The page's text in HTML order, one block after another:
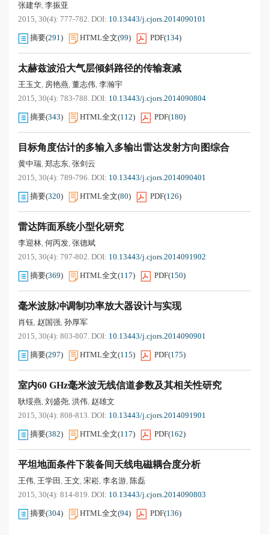
张建华, 李振亚
2015, 30(4): 777-782. DOI: 10.13443/j.cjors.2014090101
摘要(291) HTML全文(99) PDF(134)
太赫兹波沿大气层倾斜路径的传输衰减
王玉文, 房艳燕, 董志伟, 李瀚宇
2015, 30(4): 783-788. DOI: 10.13443/j.cjors.2014090804
摘要(343) HTML全文(112) PDF(180)
目标角度估计的多输入多输出雷达发射方向图综合
黄中瑞, 郑志东, 张剑云
2015, 30(4): 789-796. DOI: 10.13443/j.cjors.2014090401
摘要(320) HTML全文(80) PDF(126)
雷达阵面系统小型化研究
李迎林, 何丙发, 张德斌
2015, 30(4): 797-802. DOI: 10.13443/j.cjors.2014091902
摘要(369) HTML全文(117) PDF(150)
毫米波脉冲调制功率放大器设计与实现
肖钰, 赵国强, 孙厚军
2015, 30(4): 803-807. DOI: 10.13443/j.cjors.2014090901
摘要(297) HTML全文(115) PDF(175)
室内60 GHz毫米波无线信道参数及其相关性研究
耿绥燕, 刘盛尧, 洪伟, 赵雄文
2015, 30(4): 808-813. DOI: 10.13443/j.cjors.2014091901
摘要(382) HTML全文(117) PDF(162)
平坦地面条件下装备间天线电磁耦合度分析
王伟, 王学田 , 王文, 宋崧, 李名游, 陈磊
2015, 30(4): 814-819. DOI: 10.13443/j.cjors.2014090803
摘要(304) HTML全文(94) PDF(136)